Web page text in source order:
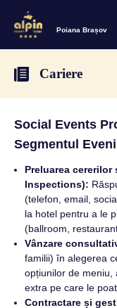
Poiana Brașov
Cariere
Social Events
Segmentul
Preluarea
Inspections):
(telefon, email,
la hotel pentru a le
(ballroom,
Vânzare
familii) în alegerea
opțiunilor de meniu,
extra pe care le
Contractare și